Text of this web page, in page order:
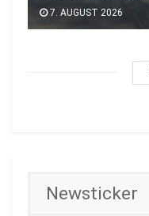
7. AUGUST 2026
Newsticker